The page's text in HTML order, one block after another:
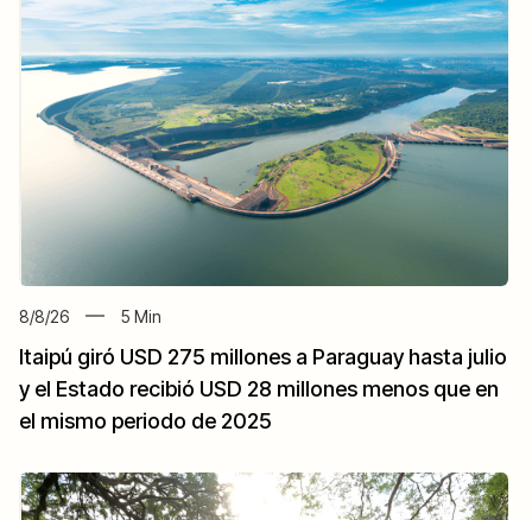
8/8/26 5 Min
Itaipú giró USD 275 millones a Paraguay hasta julio
y el Estado recibió USD 28 millones menos que en
el mismo periodo de 2025